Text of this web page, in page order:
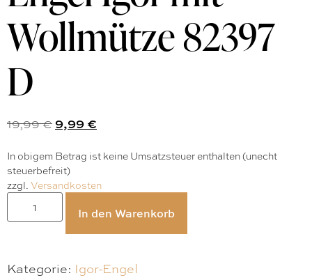
Wollmütze 82397
D
19,99€9,99€
In obigem Betrag ist keine Umsatzsteuer enthalten (unecht
steuerbefreit)
zzgl. Versandkosten
In den Warenkorb
Kategorie: Igor-Engel